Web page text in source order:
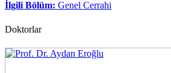
İlgili Bölüm: Genel Cerrahi
Doktorlar